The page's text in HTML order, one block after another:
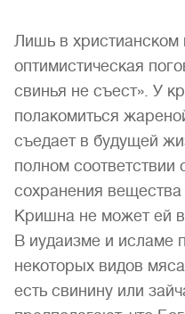
Лишь в христианском
оптимистическая
свинья не съест». У
полакомиться
съедает в будущей
полном
сохранения
Кришна не может ей
В иудаизме и исламе
некоторых видов
есть свинину или